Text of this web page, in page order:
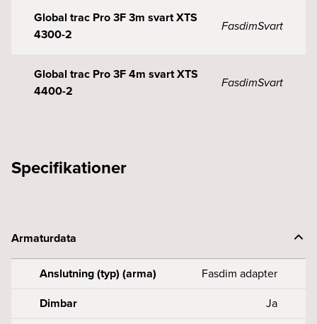
Global trac Pro 3F 3m svart XTS
4300-2
FasdimSvart
Global trac Pro 3F 4m svart XTS
4400-2
FasdimSvart
Specifikationer
Armaturdata
Anslutning (typ) (arma)
Fasdim adapter
Dimbar
Ja